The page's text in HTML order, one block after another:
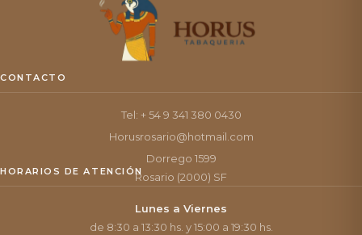
CONTACTO
Tel: + 54 9 341 380 0430
Horusrosario@hotmail.com
Dorrego 1599
Rosario (2000) SF
HORARIOS DE ATENCIÓN
Lunes a Viernes
de 8:30 a 13:30 hs. y 15:00 a 19:30 hs.